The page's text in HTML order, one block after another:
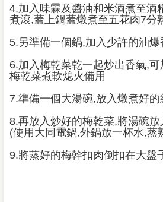
4.加入味霖及醬油和米酒煮至酒
煮滾,蓋上鍋蓋燉煮至五花肉7分
5.另準備一個鍋,加入少許的油
6.加入梅乾菜乾一起炒出香氣,
梅乾菜煮軟熄火備用
7.準備一個大湯碗,放入燉煮好的
8.再放入炒好的梅乾菜,將湯碗
(使用大同電鍋,外鍋放一杯水,蒸
9.將蒸好的梅幹扣肉倒扣在大盤